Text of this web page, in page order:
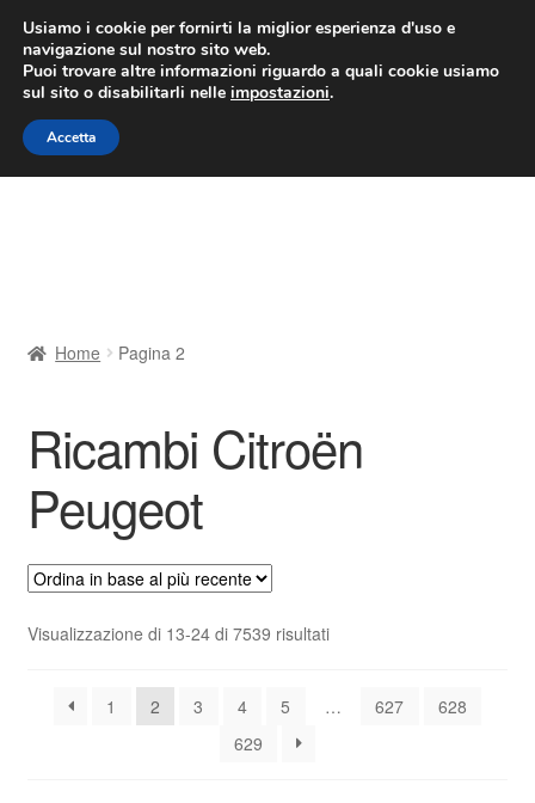
CONSEGNA da 7 EUR
Lun-Ven 9:00 - 16:00/800 580 290
Vai
alla
navigazione
Vai
al
contenuto
Contatto
Il mio account
Pagamenti
Politica sulla riservatezza
Procedura di Reclamo
Home Pagina 2
Ricambi Citroën
Peugeot
Visualizzazione di 13-24 di 7539 risultatiOrdina
al
1 2 3 4 5 … 627
628
629
Usiamo i cookie per fornirti la miglior esperienza d'uso e
navigazione sul nostro sito web.
Puoi trovare altre informazioni riguardo a quali cookie usiamo
sul sito o disabilitarli nelle impostazioni.
Accetta